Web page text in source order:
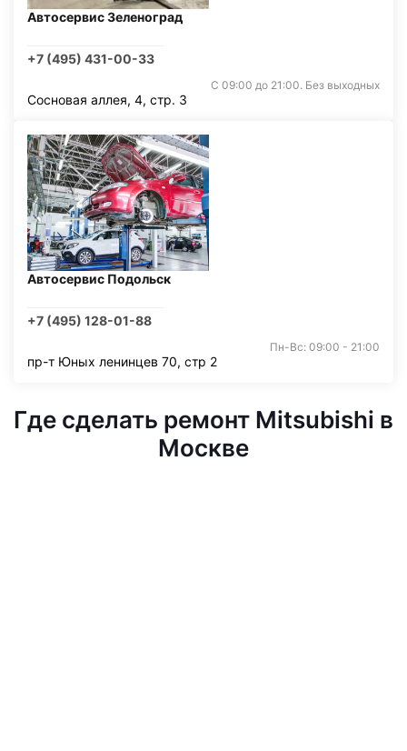
Автосервис Зеленоград
+7 (495) 431-00-33
С 09:00 до 21:00. Без выходных
Сосновая аллея, 4, стр. 3
Автосервис Подольск
+7 (495) 128-01-88
Пн-Вс: 09:00 - 21:00
пр-т Юных ленинцев 70, стр 2
Где сделать ремонт Mitsubishi в
Москве